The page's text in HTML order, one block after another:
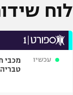
לוח
עכשיו
מכבי
טבריה